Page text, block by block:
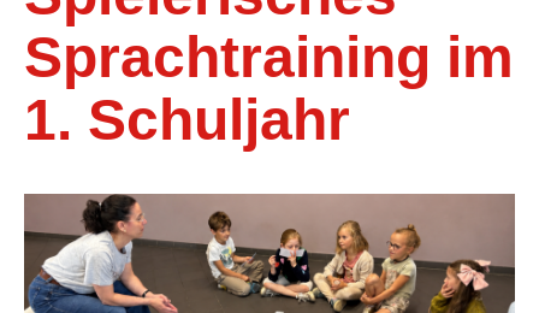
Sprachtraining im
1. Schuljahr